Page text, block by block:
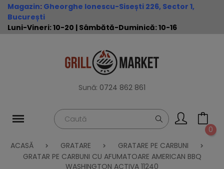
Magazin: Gheorghe Ionescu-Sisești 226, Sector 1,
București
Luni-Vineri: 10-20 | Sâmbătă-Duminică: 10-16
Sună: 0724 862 861
0
ACASĂ
GRATARE
GRATARE PE CARBUNI
GRATAR PE CARBUNI CU AFUMATOARE AMERICAN BBQ
WASHINGTON ACTIVA 11240